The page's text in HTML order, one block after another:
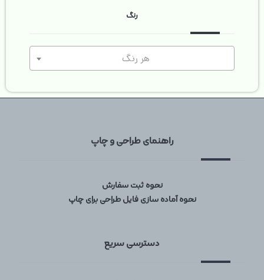
رنگ
هر رنگ
راهنمای طراحی و چاپ
نحوه ثبت سفارش
نحوه آماده سازی فایل طراحی برای چاپ
دسترسی سریع